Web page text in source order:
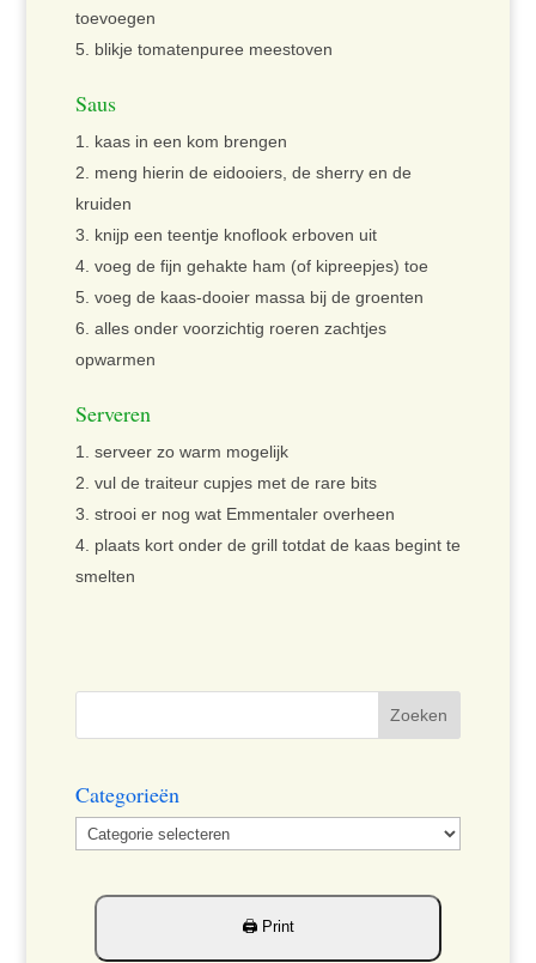
toevoegen
blikje tomatenpuree meestoven
Saus
kaas in een kom brengen
meng hierin de eidooiers, de sherry en de
kruiden
knijp een teentje knoflook erboven uit
voeg de fijn gehakte ham (of kipreepjes) toe
voeg de kaas-dooier massa bij de groenten
alles onder voorzichtig roeren zachtjes
opwarmen
Serveren
serveer zo warm mogelijk
vul de traiteur cupjes met de rare bits
strooi er nog wat Emmentaler overheen
plaats kort onder de grill totdat de kaas begint te
smelten
Categorieën
Categorieën